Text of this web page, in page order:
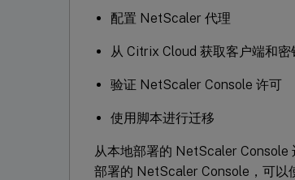
配置 NetScaler 代理
从 Citrix Cloud 获取客户端和密
验证 NetScaler Console 许可
使用脚本进行迁移
从本地部署的 NetScaler
部署的 NetScaler Console，可以